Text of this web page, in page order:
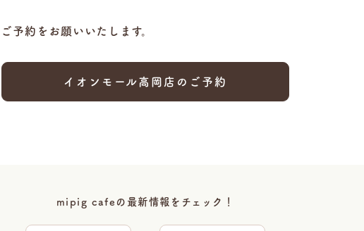
予約をお願いいたします。
イオンモール高岡店のご予約
mipig cafeの最新情報をチェック！